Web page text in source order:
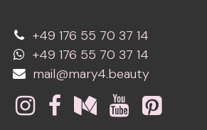
+49 176 55 70 37 14
+49 176 55 70 37 14
mail@mary4.beauty